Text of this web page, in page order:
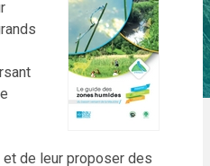
et de leur proposer des